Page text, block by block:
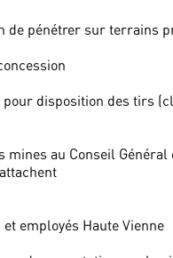
de pénétrer sur terrains
disposition des tirs
au Conseil Général
employés Haute Vienne